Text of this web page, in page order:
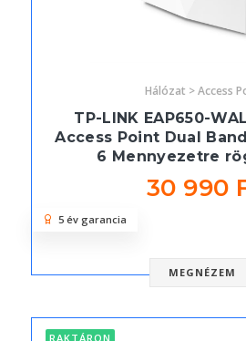
Hálózat > Access
TP-LINK EAP650-
Access Point Dual
6 Mennyezetre
30 990
MEGNÉZEM
5 év garancia
RAKTÁRON